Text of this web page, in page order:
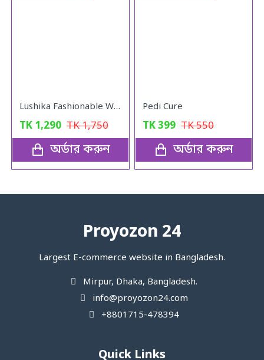
Lushika Fashionable Watch Quartz Small Watch With Full Nekless Set
TK 1,290 TK1,750
অর্ডার করুন
Pedi Cure
TK399 TK550
অর্ডার করুন
Proyozon 24
Largest E-commerce website in Bangladesh.
Mirpur, Dhaka, Bangladesh.
info@proyozon24.com
+8801715-478394
Quick Links